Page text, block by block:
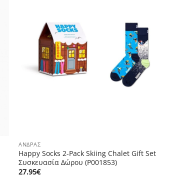
ΆΝΔΡΑΣ
Happy Socks 2-Pack Skiing Chalet Gift Set
Συσκευασία Δώρου (P001853)
27.95€